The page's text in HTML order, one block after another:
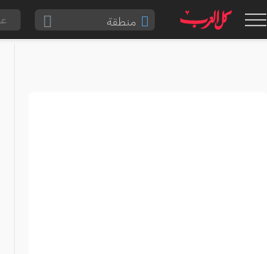
منطقة